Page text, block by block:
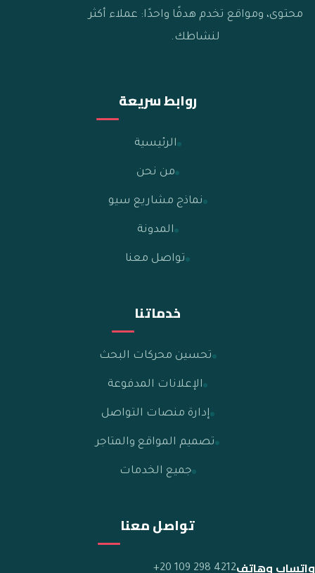
محتوى، ومواقع تخدم هدفًا واحدًا: عملاء أكثر
لنشاطك.
روابط سريعة
الرئيسية
من نحن
نماذج مشاريع سيو
المدونة
تواصل معنا
خدماتنا
تحسين محركات البحث
الإعلانات المدفوعة
إدارة منصات التواصل
تصميم المواقع والمتاجر
جميع الخدمات
تواصل معنا
واتساب وهاتف+20 109 298 4212